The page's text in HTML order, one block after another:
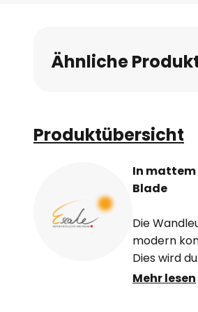
Bildgalerie
springen
Ähnliche
Produktübersicht
In mattem
Blade
Die
modern
Dies wird
woraus
Mehr lesen